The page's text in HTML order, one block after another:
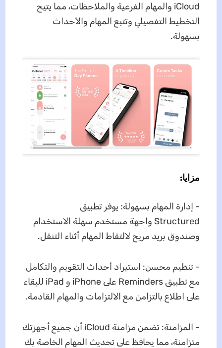
iCloud والمهام الفرعية والملاحظات، مما يتيح
التخطيط التفصيلي وتتبع المهام والأحداث
بسهولة.
مزايا:
- إدارة المهام بسهولة: يوفر تطبيق
Structured واجهة مستخدم سهلة الاستخدام
وصندوق بريد مريح لالتقاط المهام أثناء التنقل.
- تنظيم محسن: استيراد أحداث التقويم والتكامل
مع تطبيق Reminders على iPhone و iPad للبقاء
على اطلاع بالتزامن مع الالتزامات والمهام القادمة.
- المزامنة: تضمن مزامنة iCloud أن جميع أجهزتك
متزامنة، مما يحافظ على تحديث المهام الخاصة بك